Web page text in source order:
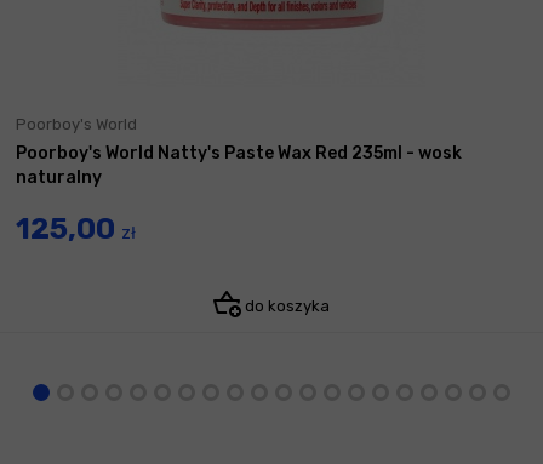
Poorboy's World
Poorboy's World Natty's Paste Wax Red 235ml - wosk
naturalny
125,00 zł
do koszyka